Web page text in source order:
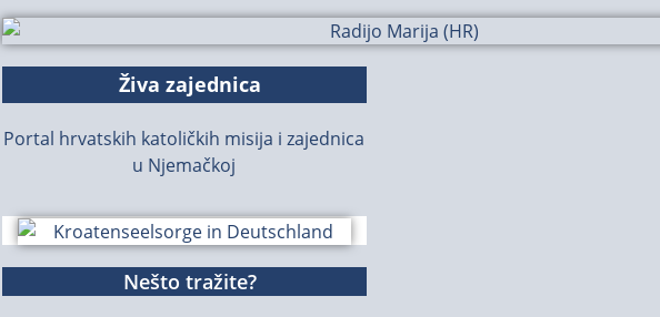
Živa zajednica
Portal hrvatskih katoličkih misija i zajednica
u Njemačkoj
Nešto tražite?